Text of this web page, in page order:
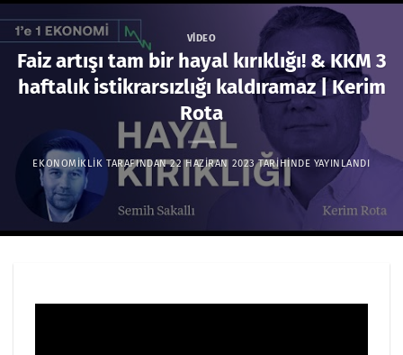
VIDEO
Faiz artışı tam bir hayal kırıklığı! & KKM 3
haftalık istikrarsızlığı kaldıramaz | Kerim
Rota
EKONOMIKLIK TARAFINDAN 22 HAZIRAN 2023TARIHINDE YAYINLANDI